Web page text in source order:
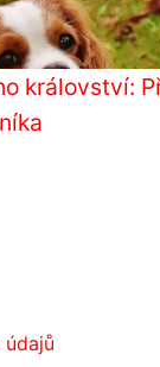
království:
údajů